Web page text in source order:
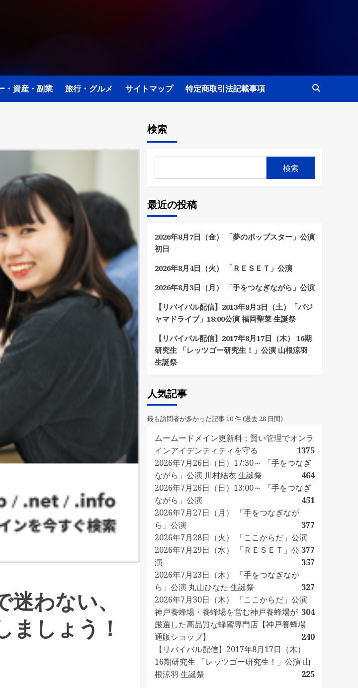
・資産・副業 旅行・グルメ サイトマップ 特定商取引法記載事項
わない、
ましょう！
検索
検索
最近の投稿
2026年8月7日（金） 「夢のポップスター」公演
初日
2026年8月4日（火） 「ＲＥＳＥＴ」公演
2026年8月3日（月） 「手をつなぎながら」公演
【リバイバル配信】2013年8月3日（土）「パジ
ャマドライブ」18:00公演 福岡聖菜 生誕祭
【リバイバル配信】2017年8月17日（木） 16期
研究生 「レッツゴー研究生！」公演 山根涼羽
生誕祭
人気記事
最も訪問者が多かった記事 10 件 (過去 28 日間)
ムームードメイン更新料：賢い管理でオンラ
インアイデンティティを守る
1375
2026年7月26日（日）17:30～ 「手をつなぎ
ながら」公演 川村結衣 生誕祭
464
2026年7月26日（日）13:00～ 「手をつなぎ
ながら」公演
451
2026年7月27日（月） 「手をつなぎなが
ら」公演
377
2026年7月28日（火） 「ここからだ」公演
377
2026年7月29日（水） 「ＲＥＳＥＴ」公
演
357
2026年7月23日（木） 「手をつなぎなが
ら」公演 丸山ひなた 生誕祭
327
2026年7月30日（木） 「ここからだ」公演
304
神戸養蜂場・養蜂場を営む神戸養蜂場が
厳選した高品質な蜂蜜専門店【神戸養蜂場
通販ショップ】
240
【リバイバル配信】2017年8月17日（木）
16期研究生 「レッツゴー研究生！」公演 山
根涼羽 生誕祭
225